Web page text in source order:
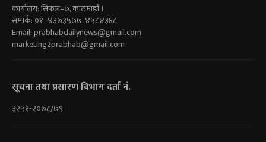
कार्यालय: सिफल–७, काठमाडौं ।
सम्पर्क: ०१–४३७३५७७, ४५८४३६८
Email:prabhabdailynews@gmail.com
marketing2prabhab@gmail.com
सूचना तथा प्रसारण विभाग दर्ता नं.
३२५१-२०७८/७९